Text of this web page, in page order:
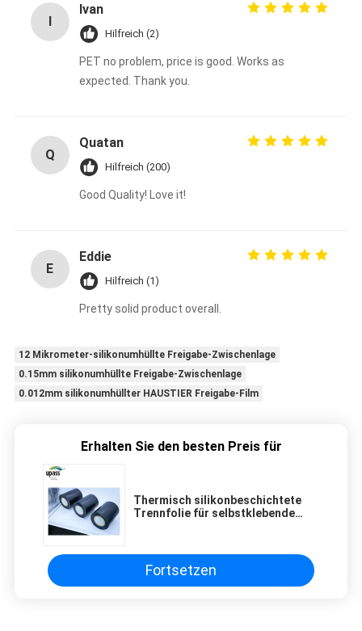
I
Ivan
Hilfreich (2)
PET no problem, price is good. Works as
expected. Thank you.
Q
Quatan
Hilfreich (200)
Good Quality! Love it!
E
Eddie
Hilfreich (1)
Pretty solid product overall.
12 Mikrometer-silikonumhüllte Freigabe-Zwischenlage
0.15mm silikonumhüllte Freigabe-Zwischenlage
0.012mm silikonumhüllter HAUSTIER Freigabe-Film
Erhalten Sie den besten Preis für
Thermisch silikonbeschichtete
Trennfolie für selbstklebende
Fortsetzen